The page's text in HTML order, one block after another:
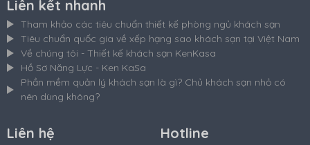
Liên kết nhanh
Tham khảo các tiêu chuẩn thiết kế phòng ngủ khách sạn
Tiêu chuẩn quốc gia về xếp hạng sao khách sạn tại Việt Nam
Về chúng tôi - Thiết kế khách sạn KenKasa
Hồ Sơ Năng Lực - Ken KaSa
Phần mềm quản lý khách sạn là gì? Chủ khách sạn nhỏ có
nên dùng không?
Liên hệ Hotline